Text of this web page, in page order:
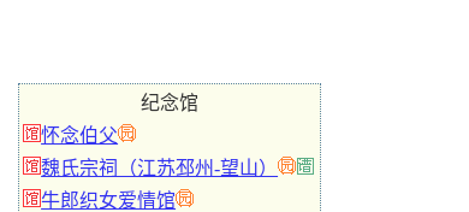
纪念馆
怀念伯父
魏氏宗祠（江苏邳州-望山）
牛郎织女爱情馆